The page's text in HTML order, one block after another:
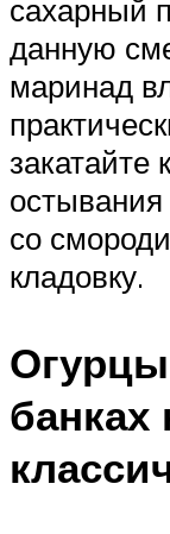
сахарный
данную
маринад
закатайте
со
кладовку.
банках